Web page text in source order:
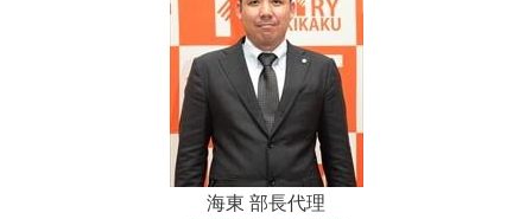
海東 部長代理